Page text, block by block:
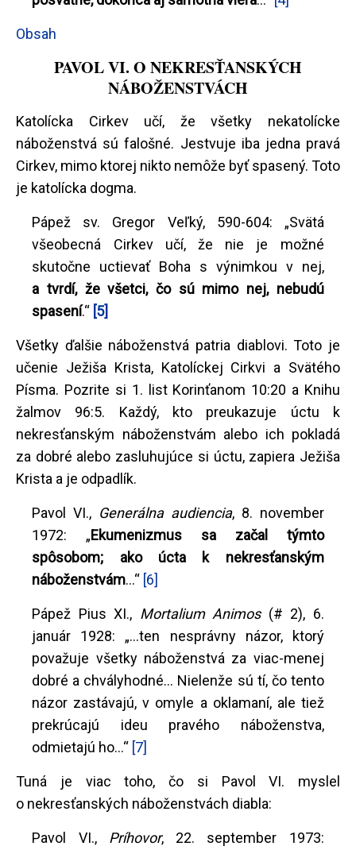
Obsah
PAVOL VI. O NEKRESŤANSKÝCH
NÁBOŽENSTVÁCH
Katolícka Cirkev učí, že všetky nekatolícke
náboženstvá sú falošné. Jestvuje iba jedna pravá
Cirkev, mimo ktorej nikto nemôže byť spasený. Toto
je katolícka dogma.
Pápež sv. Gregor Veľký, 590-604: „Svätá
všeobecná Cirkev učí, že nie je možné
skutočne uctievať Boha s výnimkou v nej,
a tvrdí, že všetci, čo sú mimo nej, nebudú
spasení.“ [5]
Všetky ďalšie náboženstvá patria diablovi. Toto je
učenie Ježiša Krista, Katolíckej Cirkvi a Svätého
Písma. Pozrite si 1. list Korinťanom 10:20 a Knihu
žalmov 96:5. Každý, kto preukazuje úctu k
nekresťanským náboženstvám alebo ich pokladá
za dobré alebo zasluhujúce si úctu, zapiera Ježiša
Krista a je odpadlík.
Pavol VI., Generálna audiencia, 8. november
1972: „Ekumenizmus sa začal týmto
spôsobom; ako úcta k nekresťanským
náboženstvám...“ [6]
Pápež Pius XI., Mortalium Animos(# 2), 6.
január 1928: „...ten nesprávny názor, ktorý
považuje všetky náboženstvá za viac-menej
dobré a chvályhodné... Nielenže sú tí, čo tento
názor zastávajú, v omyle a oklamaní, ale tiež
prekrúcajú ideu pravého náboženstva,
odmietajú ho...“ [7]
Tuná je viac toho, čo si Pavol VI. myslel
o nekresťanských náboženstvách diabla:
Pavol VI., Príhovor, 22. september 1973: